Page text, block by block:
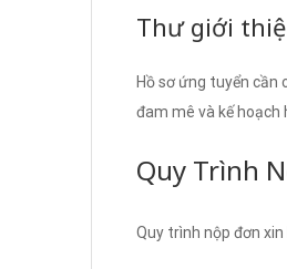
Thư giới
Hồ sơ ứng tuyển
đam mê và kế hoạch
Quy Trình
Quy trình nộp đơn